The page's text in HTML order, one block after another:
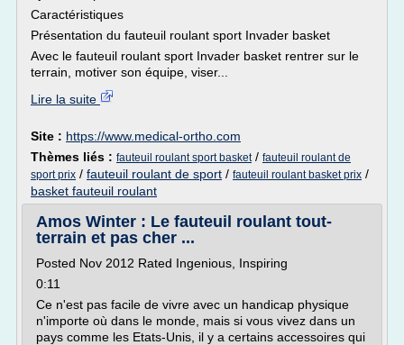
Caractéristiques
Présentation du fauteuil roulant sport Invader basket
Avec le fauteuil roulant sport Invader basket rentrer sur le
terrain, motiver son équipe, viser...
Lire la suite
Site : https://www.medical-ortho.com
Thèmes liés : fauteuil roulant sport basket/ fauteuil roulant de
sport prix / fauteuil roulant de sport / fauteuil roulant basket prix /
basket fauteuil roulant
Amos Winter : Le fauteuil roulant tout-
terrain et pas cher ...
Posted Nov 2012 Rated Ingenious, Inspiring
0:11
Ce n'est pas facile de vivre avec un handicap physique
n'importe où dans le monde, mais si vous vivez dans un
pays comme les Etats-Unis, il y a certains accessoires qui